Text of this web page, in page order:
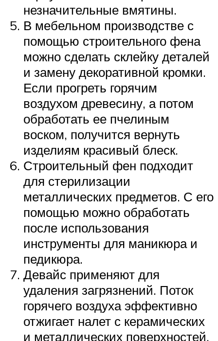
незначительные вмятины.
В мебельном производстве с
помощью строительного фена
можно сделать склейку деталей
и замену декоративной кромки.
Если прогреть горячим
воздухом древесину, а потом
обработать ее пчелиным
воском, получится вернуть
изделиям красивый блеск.
Строительный фен подходит
для стерилизации
металлических предметов. С его
помощью можно обработать
после использования
инструменты для маникюра и
педикюра.
Девайс применяют для
удаления загрязнений. Поток
горячего воздуха эффективно
отжигает налет с керамических
и металлических поверхностей.